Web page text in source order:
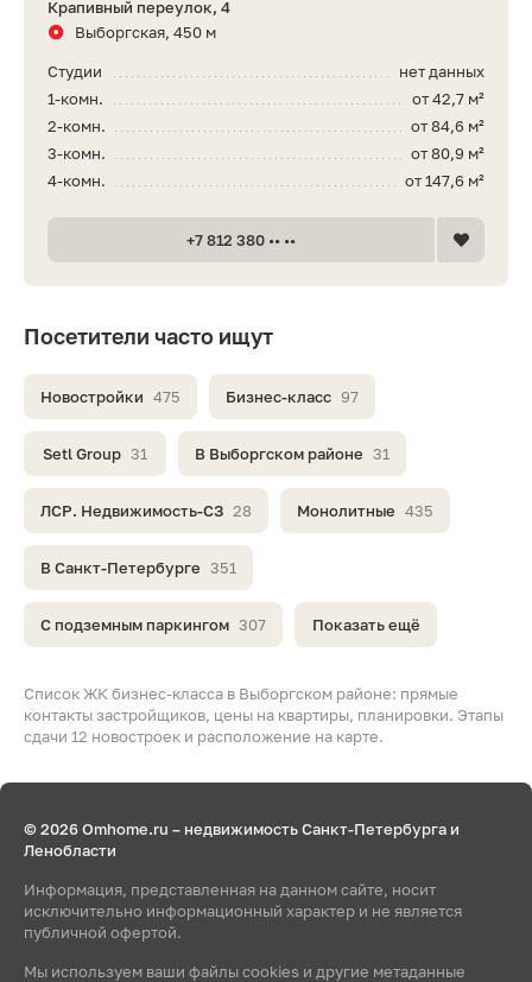
Список ЖК бизнес-класса в Выборгском районе: прямые
контакты застройщиков, цены на квартиры, планировки. Этапы
сдачи 12 новостроек и расположение на карте.
Посетители часто ищут
Новостройки 475 Бизнес-класс 97
Setl Group 31 В Выборгском районе 31
ЛСР. Недвижимость-СЗ 28 Монолитные 435
В Санкт-Петербурге 351
С подземным паркингом 307 Показать ещё
Крапивный переулок, 4
Выборгская, 450 м
нет данных
Студии
от 42,7 м²
1-комн.
от 84,6 м²
2-комн.
от 80,9 м²
3-комн.
от 147,6 м²
4-комн.
+7 812 380 •• ••
© 2026 Omhome.ru – недвижимость Санкт-Петербурга и
Ленобласти
Информация, представленная на данном сайте, носит
исключительно информационный характер и не является
публичной офертой.
Мы используем ваши файлы cookies и другие метаданные